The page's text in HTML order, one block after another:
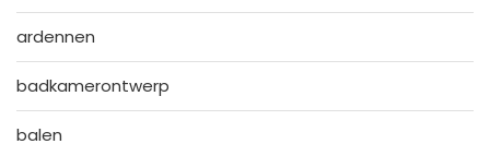
ardennen
badkamerontwerp
balen